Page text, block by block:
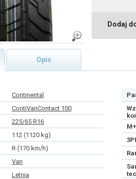
Dodaj
Opis
Continental
ContiVanContact 100
225/65 R16
112 (1120 kg)
R (170 km/h)
Van
Letnia